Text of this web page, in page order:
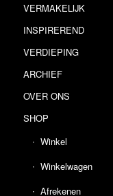
VERMAKELIJK
INSPIREREND
VERDIEPING
ARCHIEF
OVER ONS
SHOP
Winkel
Winkelwagen
Afrekenen